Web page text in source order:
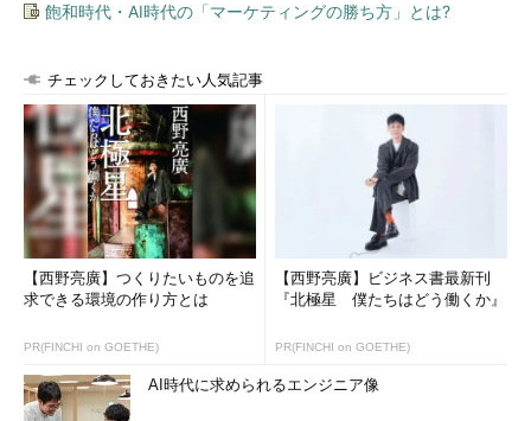
飽和時代・AI時代の「マーケティングの勝ち方」とは?
チェックしておきたい人気記事
【西野亮廣】つくりたいものを追
求できる環境の作り方とは
PR(FINCHI on GOETHE)
【西野亮廣】ビジネス書最新刊
『北極星 僕たちはどう働くか』
PR(FINCHI on GOETHE)
AI時代に求められるエンジニア像